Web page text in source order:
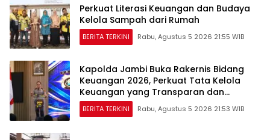
Perkuat Literasi Keuangan dan Budaya
Kelola Sampah dari Rumah
BERITA TERKINI Rabu, Agustus 5 2026 21:55 WIB
Kapolda Jambi Buka Rakernis Bidang
Keuangan 2026, Perkuat Tata Kelola
Keuangan yang Transparan dan
Akuntabel
BERITA TERKINI Rabu, Agustus 5 2026 21:53 WIB